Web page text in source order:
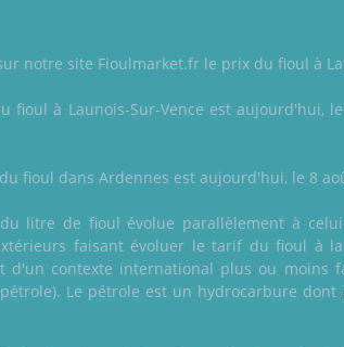
notre site Fioulmarket.fr le prix du fioul à
fioul à Launois-Sur-Vence est aujourd'hui,
fioul dans Ardennes est aujourd'hui, le 8
litre de fioul évolue parallèlement à
faisant évoluer le tarif du fioul à
d'un contexte international plus ou moins
Le pétrole est un hydrocarbure